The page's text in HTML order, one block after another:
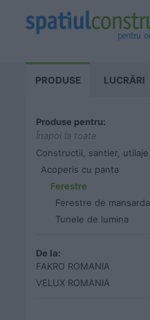
PRODUSE LUCRĂRI
Produse pentru:
Înapoi la toate
Constructii, santier, utilaje
Acoperis cu panta
Ferestre
Ferestre de mansarda
Tunele de lumina
De la:
FAKRO ROMANIA
VELUX ROMANIA